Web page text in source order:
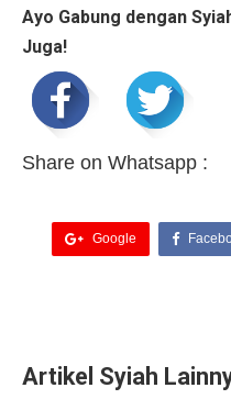
Ayo Gabung dengan
Juga!
Share on Whatsapp :
Google
Artikel Syiah